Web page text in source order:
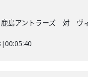
鹿島アントラーズ 対 ヴ
|00:05:40